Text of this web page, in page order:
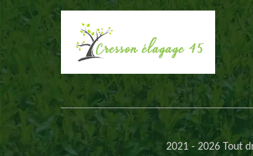
2021 - 2026 Tout